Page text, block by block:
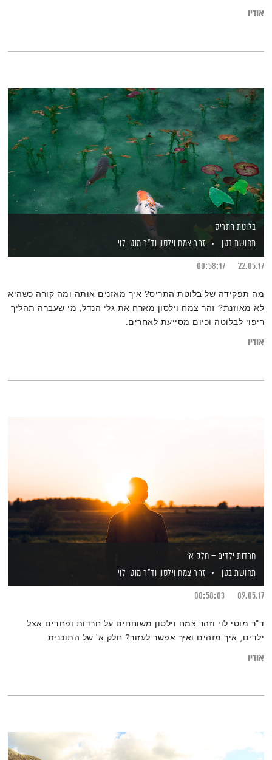
אודיו
בלוטת התריס
תחושת בטן
זהר צמח וילסון וד"ר מוטי לוי
22.05.17
00:58:17
מה תפקידה של בלוטת התריס? איך מאזנים אותה ומה קורה כשהיא
לא מאוזנת? זהר צמח וילסון מארח את גלי הנדל, מי שעברה תהליך
ריפוי לבלוטה וכיום מסייעת לאחרים.
אודיו
חרדות ילדים – חלק א'
תחושת בטן
זהר צמח וילסון וד"ר מוטי לוי
09.05.17
00:58:03
ד"ר מוטי לוי וזהר צמח וילסון משוחחים על חרדות ופחדים אצל
ילדים, איך מזהים ואיך אפשר לעזור? חלק א' של התוכנית.
אודיו